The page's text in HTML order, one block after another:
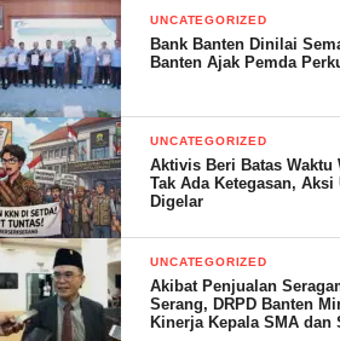
Selain isu terkait BBWSCC, koalisi ini
kecurangan dalam proses tukar-menukar
dengan PT Bersama Kembang Kerep.
didasarkan pada tata cara yang diatur
19 Tahun 2014 tentang Pedoman
Daerah.
“Kami mendesak Penjabat (Pj) Walikota
memberikan salinan berita acara serta
tukar-menukar tersebut agar semuanya
UNCATEGORIZED
Bank Banten Dinilai
Banten Ajak Pemda
UNCATEGORIZED
Aktivis Beri Batas Waktu
Tak Ada Ketegasan,
Digelar
UNCATEGORIZED
Akibat Penjualan
Serang, DRPD Banten
Kinerja Kepala SMA dan